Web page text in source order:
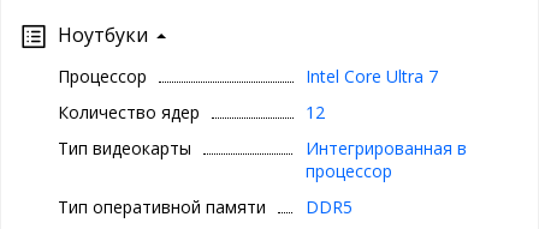
Ноутбуки
Процессор
Intel Core Ultra 7
Количество ядер
12
Тип видеокарты
Интегрированная в
процессор
Тип оперативной памяти
DDR5